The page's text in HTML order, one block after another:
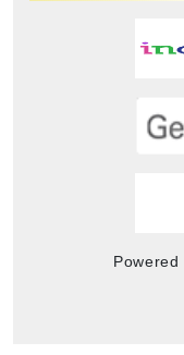
Powered